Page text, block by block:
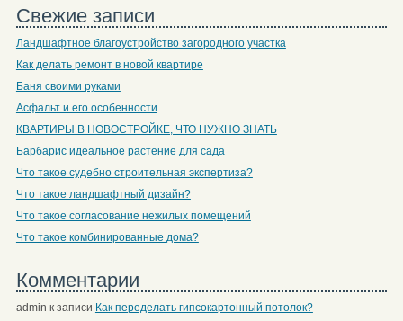
Свежие записи
Ландшафтное благоустройство загородного участка
Как делать ремонт в новой квартире
Баня своими руками
Асфальт и его особенности
КВАРТИРЫ В НОВОСТРОЙКЕ, ЧТО НУЖНО ЗНАТЬ
Барбарис идеальное растение для сада
Что такое судебно строительная экспертиза?
Что такое ландшафтный дизайн?
Что такое согласование нежилых помещений
Что такое комбинированные дома?
Комментарии
admin к записи Как переделать гипсокартонный потолок?